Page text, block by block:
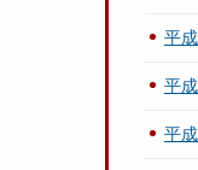
平
平
平